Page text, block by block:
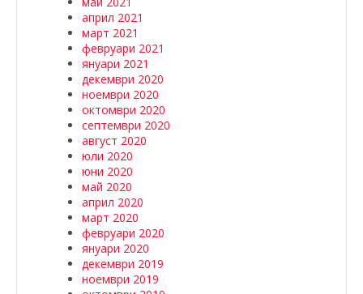
април 2021
март 2021
февруари 2021
януари 2021
декември 2020
ноември 2020
октомври 2020
септември 2020
август 2020
юли 2020
юни 2020
май 2020
април 2020
март 2020
февруари 2020
януари 2020
декември 2019
ноември 2019